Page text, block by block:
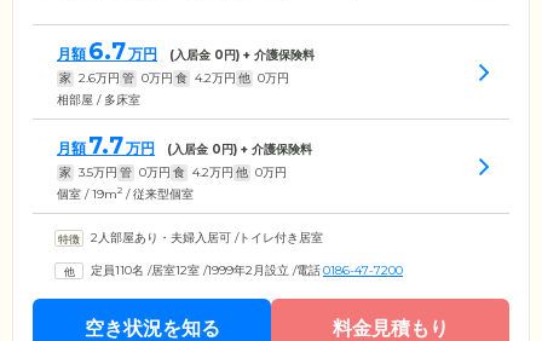
月額 6.7万円 (入居金 0円) + 介護保険料
家 2.6万円 管 0万円 食 4.2万円 他 0万円
相部屋 / 多床室
月額 7.7万円 (入居金 0円) + 介護保険料
家 3.5万円 管 0万円 食 4.2万円 他 0万円
個室 / 19m2 / 従来型個室
2人部屋あり・夫婦入居可 /トイレ付き居室
定員110名 /居室12室 /1999年2月設立 /電話0186-47-7200
空き状況を知る 料金見積もり